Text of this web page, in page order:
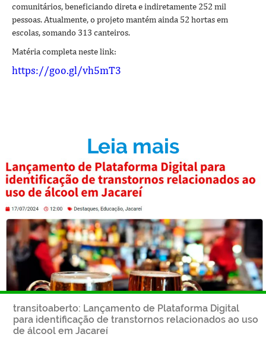
comunitários, beneficiando direta e indiretamente 252 mil
pessoas. Atualmente, o projeto mantém ainda 52 hortas em
escolas, somando 313 canteiros.
Matéria completa neste link:
https://goo.gl/vh5mT3
Leia mais
transitoaberto: Lançamento de Plataforma Digital
para identificação de transtornos relacionados ao uso
de álcool em Jacareí